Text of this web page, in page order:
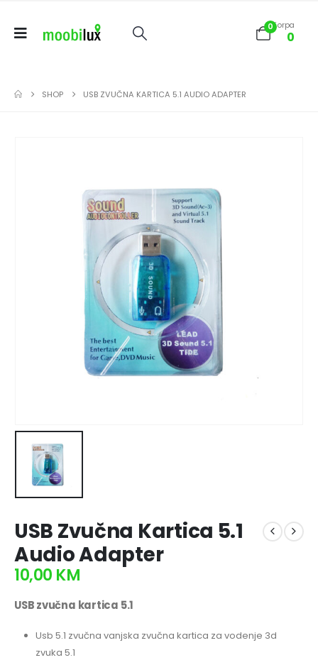
0Korpa
0
SHOP USB ZVUČNA KARTICA 5.1 AUDIO ADAPTER
USB Zvučna Kartica 5.1
Audio Adapter
10,00 KM
USB zvučna kartica 5.1
Usb 5.1 zvučna vanjska zvučna kartica za vodenje 3d
zvuka 5.1